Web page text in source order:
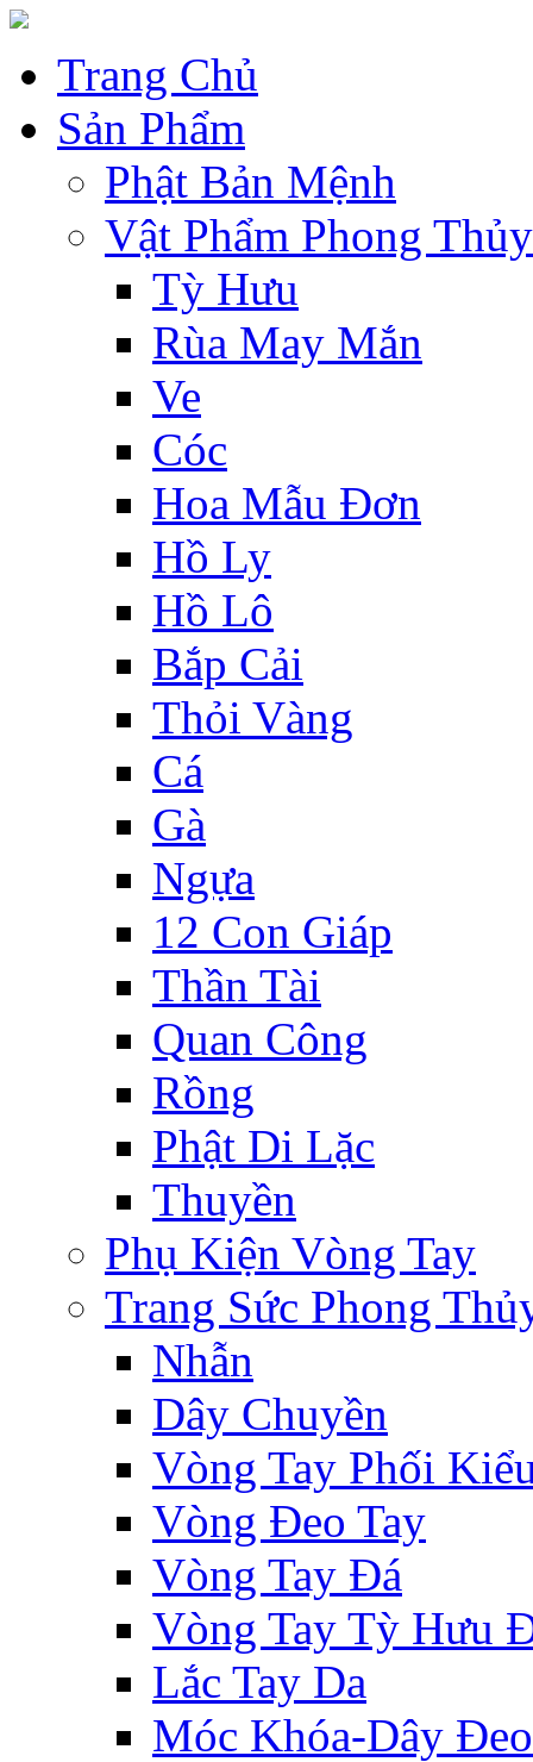
Trang Chủ
Sản Phẩm
Phật Bản Mệnh
Vật Phẩm Phong Thủy
Tỳ Hưu
Rùa May Mắn
Ve
Cóc
Hoa Mẫu Đơn
Hồ Ly
Hồ Lô
Bắp Cải
Thỏi Vàng
Cá
Gà
Ngựa
12 Con Giáp
Thần Tài
Quan Công
Rồng
Phật Di Lặc
Thuyền
Phụ Kiện Vòng Tay
Trang Sức Phong
Nhẫn
Dây Chuyền
Vòng Tay Phối
Vòng Đeo Tay
Vòng Tay Đá
Vòng Tay Tỳ Hưu
Lắc Tay Da
Móc Khóa-Dây Đeo